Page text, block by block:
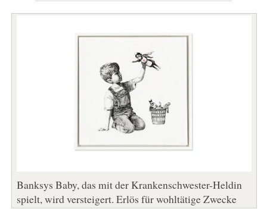
Banksys Baby, das mit der Krankenschwester-Heldin
spielt, wird versteigert. Erlös für wohltätige Zwecke